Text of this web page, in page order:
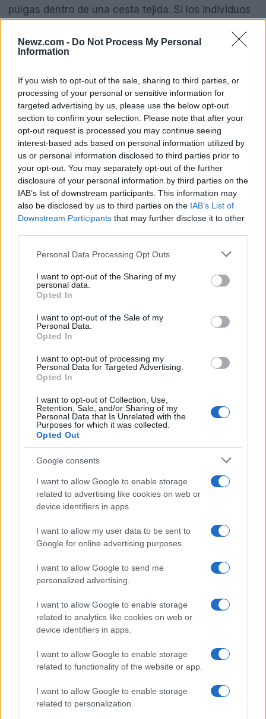
Newz.com - Do Not Process My Personal
Information
If you wish to opt-out of the sale, sharing to third parties, or
processing of your personal or sensitive information for
targeted advertising by us, please use the below opt-out
section to confirm your selection. Please note that after your
opt-out request is processed you may continue seeing
interest-based ads based on personal information utilized by
us or personal information disclosed to third parties prior to
your opt-out. You may separately opt-out of the further
disclosure of your personal information by third parties on the
IAB’s list of downstream participants. This information may
also be disclosed by us to third parties on the IAB’s List of
Downstream Participants that may further disclose it to other
Please note that this website/app uses one or more Google
not limited to your visit or usage behaviour. You may click to
grant or deny consent to Google and its third-party tags to
use your data for below specified purposes in below Google
consent section.
Personal Data Processing Opt Outs
I want to opt-out of the Sharing of my
personal data.
Opted In
I want to opt-out of the Sale of my
Personal Data.
Opted In
I want to opt-out of processing my
Personal Data for Targeted Advertising.
Opted In
I want to opt-out of Collection, Use,
Retention, Sale, and/or Sharing of my
Personal Data that Is Unrelated with the
Purposes for which it was collected.
Opted Out
Google consents
I want to allow Google to enable storage
related to advertising like cookies on web or
device identifiers in apps.
I want to allow my user data to be sent to
Google for online advertising purposes.
I want to allow Google to send me
personalized advertising.
I want to allow Google to enable storage
related to analytics like cookies on web or
device identifiers in apps.
I want to allow Google to enable storage
related to functionality of the website or app.
I want to allow Google to enable storage
related to personalization.
pulgas dentro de una cesta tejida. Si los individuos
cinturones de castidad, es probable que viéramos
haciéndolos parecer el blanco de alguna broma.
¿Por qué existen los cinturones de
castidad?
Si los cinturones de castidad medievales no
existieran, ¿por qué vemos testimonios de ellos
fabricados en metal auténtico y, a menudo,
expuestos en museos? La verdad es que la mayoría
de los cinturones de castidad que hemos visto
XVII o en el siglo XIX,probablemente creados a
partir de la idea errónea de que alguna vez
fueron opciones eficaces o serias para los
maridos preocupados por la fidelidad de sus
esposas.